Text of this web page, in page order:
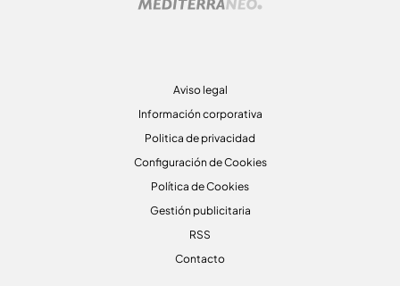
Aviso legal
Información corporativa
Politica de privacidad
Configuración de Cookies
Política de Cookies
Gestión publicitaria
RSS
Contacto